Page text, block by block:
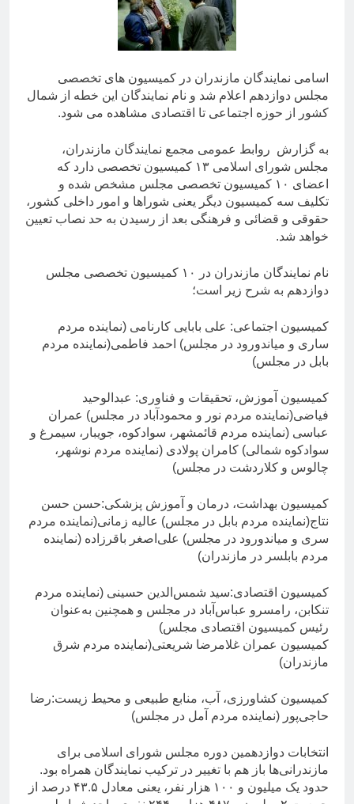
اسامی نمایندگان مازندران در کمیسیون های تخصصی
مجلس دوازدهم اعلام شد و نام نمایندگان این خطه از شمال
کشور از حوزه اجتماعی تا اقتصادی مشاهده می شود.
به گزارش روابط عمومی مجمع نمایندگان مازندران،
مجلس شورای اسلامی ۱۳ کمیسیون تخصصی دارد که
اعضای ۱۰ کمیسیون تخصصی مجلس مشخص شده و
تکلیف سه کمیسیون دیگر یعنی شوراها و امور داخلی کشور،
حقوقی و قضائی و فرهنگی بعد از رسیدن به حد نصاب تعیین
خواهد شد.
نام نمایندگان مازندران در ۱۰ کمیسیون تخصصی مجلس
دوازدهم به شرح زیر است؛
کمیسیون اجتماعی: علی بابایی کارنامی (نماینده مردم
ساری و میاندورود در مجلس) احمد فاطمی(نماینده مردم
بابل در مجلس)
کمیسیون آموزش، تحقیقات و فناوری: عبدالوحید
فیاضی(نماینده مردم نور و محمودآباد در مجلس) عمران
عباسی (نماینده مردم قائمشهر، سوادکوه، جویبار، سیمرغ و
سوادکوه شمالی) کامران پولادی (نماینده مردم نوشهر،
چالوس و کلاردشت در مجلس)
کمیسیون بهداشت، درمان و آموزش پزشکی:حسن حسن
نتاج(نماینده مردم بابل در مجلس) عالیه زمانی(نماینده مردم
سری و میاندورود در مجلس) علی‌اصغر باقرزاده (نماینده
مردم بابلسر در مازندران)
کمیسیون اقتصادی:سید شمس‌الدین حسینی (نماینده مردم
تنکابن، رامسرو عباس‌آباد در مجلس و همچنین به‌عنوان
رئیس کمیسیون اقتصادی مجلس)
کمیسیون عمران غلامرضا شریعتی(نماینده مردم شرق
مازندران)
کمیسیون کشاورزی، آب، منابع طبیعی و محیط زیست:رضا
حاجی‌پور (نماینده مردم آمل در مجلس)
انتخابات دوازدهمین دوره مجلس شورای اسلامی برای
مازندرانی‌ها باز هم با تغییر در ترکیب نمایندگان همراه بود.
حدود یک میلیون و ۱۰۰ هزار نفر، یعنی معادل ۴۳.۵ درصد از